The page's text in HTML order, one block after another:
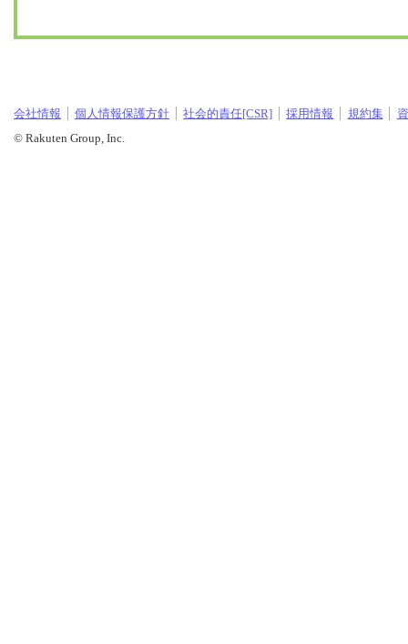
会社情報 個人情報保護方針 社会的責任[CSR] 採用情報 規約集
© Rakuten Group, Inc.